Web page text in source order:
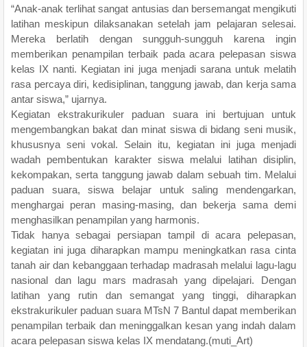
“Anak-anak terlihat sangat antusias dan bersemangat mengikuti
latihan meskipun dilaksanakan setelah jam pelajaran selesai.
Mereka berlatih dengan sungguh-sungguh karena ingin
memberikan penampilan terbaik pada acara pelepasan siswa
kelas IX nanti. Kegiatan ini juga menjadi sarana untuk melatih
rasa percaya diri, kedisiplinan, tanggung jawab, dan kerja sama
antar siswa,” ujarnya.
Kegiatan ekstrakurikuler paduan suara ini bertujuan untuk
mengembangkan bakat dan minat siswa di bidang seni musik,
khususnya seni vokal. Selain itu, kegiatan ini juga menjadi
wadah pembentukan karakter siswa melalui latihan disiplin,
kekompakan, serta tanggung jawab dalam sebuah tim. Melalui
paduan suara, siswa belajar untuk saling mendengarkan,
menghargai peran masing-masing, dan bekerja sama demi
menghasilkan penampilan yang harmonis.
Tidak hanya sebagai persiapan tampil di acara pelepasan,
kegiatan ini juga diharapkan mampu meningkatkan rasa cinta
tanah air dan kebanggaan terhadap madrasah melalui lagu-lagu
nasional dan lagu mars madrasah yang dipelajari. Dengan
latihan yang rutin dan semangat yang tinggi, diharapkan
ekstrakurikuler paduan suara MTsN 7 Bantul dapat memberikan
penampilan terbaik dan meninggalkan kesan yang indah dalam
acara pelepasan siswa kelas IX mendatang.(muti_Art)